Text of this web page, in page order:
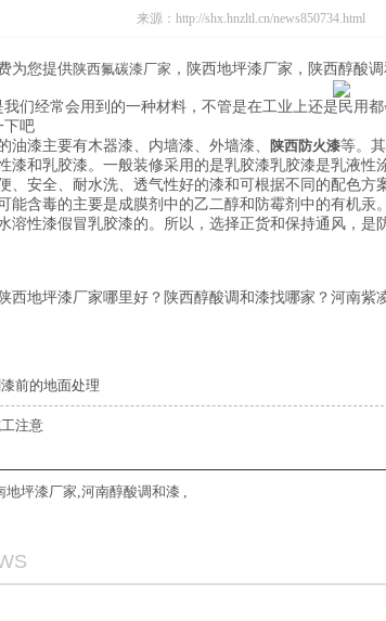
来源：http://shx.hnzltl.cn/news850734.html
为您提供陕西氟碳漆厂家 ，陕西地坪漆厂家，陕西醇酸
我们经常会用到的一种材料，不管是在工业上还是民用
下吧
油漆主要有木器漆、内墙漆、外墙漆、
陕西防火漆等。
漆和乳胶漆。一般装修采用的是乳胶漆乳胶漆是乳液
、安全、耐水洗、透气性好的漆和可根据不同的配色
能含毒的主要是成膜剂中的乙二醇和防霉剂中的有机
溶性漆假冒乳胶漆的。所以，选择正货和保持通风，
西地坪漆厂家哪里好？陕西醇酸调和漆找哪家？河南
前的地面处理
注意
地坪漆厂家 河南醇酸调和漆